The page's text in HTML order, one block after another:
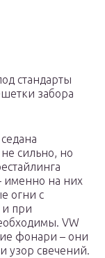
стандарты
забора
сильно, но
именно на них
огни с
и при
VW
фонари – они
узор свечений.